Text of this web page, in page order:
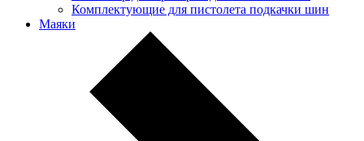
Комплектующие для пистолета подкачки шин
Маяки